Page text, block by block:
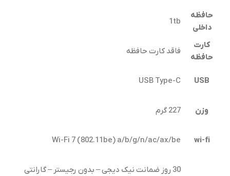
حافظه
داخلی
1tb
کارت
حافظه
فاقد کارت حافظه
USB
USB Type-C
وزن 227 گرم
wi-fi
Wi-Fi 7 (802.11be) a/b/g/n/ac/ax/be
30 روز ضمانت نیک دیجی – بدون رجیستر – گارانتی